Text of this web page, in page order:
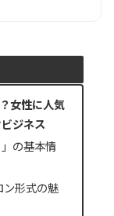
女性に人気
ジネス
の基本情
ン形式の魅